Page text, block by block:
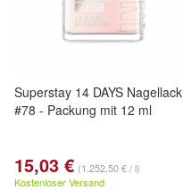
Superstay 14 DAYS Nagellack
#78 - Packung mit 12 ml
15,03 € (1.252,50 € / l)
Kostenloser Versand